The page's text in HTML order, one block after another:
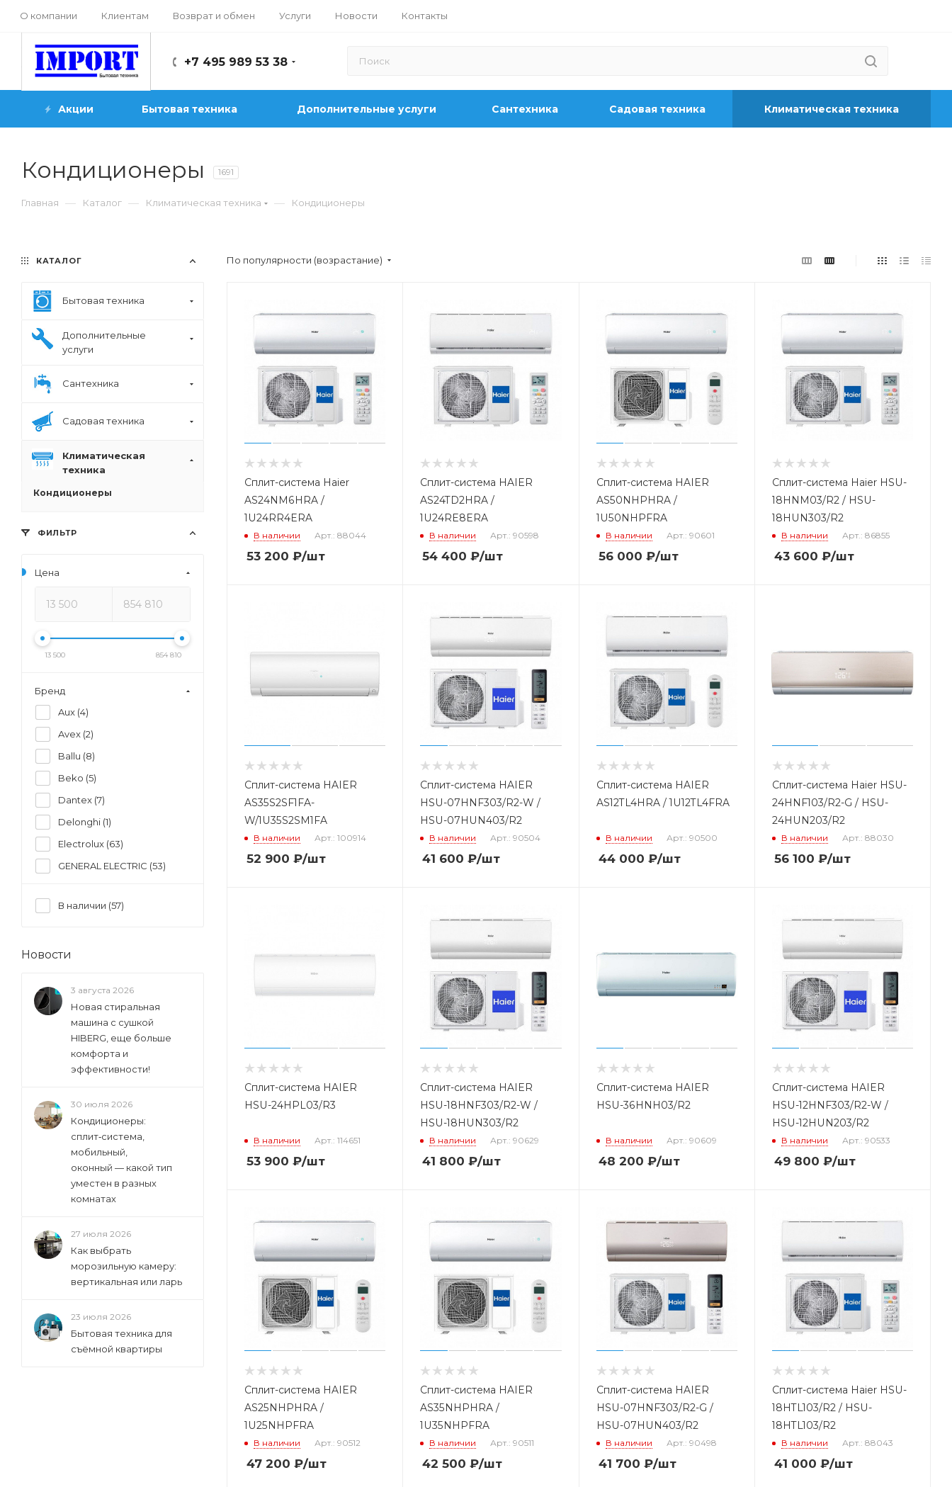
О компании Клиентам Возврат и обмен Услуги Новости Контакты
+7 495 989 53 38
Акции Бытовая техника Дополнительные услуги Сантехника Садовая техника Климатическая техника
Кондиционеры 1691
Главная — Каталог — Климатическая техника — Кондиционеры
По популярности (возрастание)
Сплит-система Haier
AS24NM6HRA /
1U24RR4ERA
В наличии Арт.: 88044
53 200 ₽/шт
Сплит-система HAIER
AS24TD2HRA /
1U24RE8ERA
В наличии Арт.: 90598
54 400 ₽/шт
Сплит-система HAIER
AS50NHPHRA /
1U50NHPFRA
В наличии Арт.: 90601
56 000 ₽/шт
Сплит-система Haier HSU-
18HNM03/R2 / HSU-
18HUN303/R2
В наличии Арт.: 86855
43 600 ₽/шт
Сплит-система HAIER
AS35S2SF1FA-
W/1U35S2SM1FA
В наличии Арт.: 100914
52 900 ₽/шт
Сплит-система HAIER
HSU-07HNF303/R2-W /
HSU-07HUN403/R2
В наличии Арт.: 90504
41 600 ₽/шт
Сплит-система HAIER
AS12TL4HRA / 1U12TL4FRA
В наличии Арт.: 90500
44 000 ₽/шт
Сплит-система Haier HSU-
24HNF103/R2-G / HSU-
24HUN203/R2
В наличии Арт.: 88030
56 100 ₽/шт
Сплит-система HAIER
HSU-24HPL03/R3
В наличии Арт.: 114651
53 900 ₽/шт
Сплит-система HAIER
HSU-18HNF303/R2-W /
HSU-18HUN303/R2
В наличии Арт.: 90629
41 800 ₽/шт
Сплит-система HAIER
HSU-36HNH03/R2
В наличии Арт.: 90609
48 200 ₽/шт
Сплит-система HAIER
HSU-12HNF303/R2-W /
HSU-12HUN203/R2
В наличии Арт.: 90533
49 800 ₽/шт
Сплит-система HAIER
AS25NHPHRA /
1U25NHPFRA
В наличии Арт.: 90512
47 200 ₽/шт
Сплит-система HAIER
AS35NHPHRA /
1U35NHPFRA
В наличии Арт.: 90511
42 500 ₽/шт
Сплит-система HAIER
HSU-07HNF303/R2-G /
HSU-07HUN403/R2
В наличии Арт.: 90498
41 700 ₽/шт
Сплит-система Haier HSU-
18HTL103/R2 / HSU-
18HTL103/R2
В наличии Арт.: 88043
41 000 ₽/шт
КАТАЛОГ
Бытовая техника
Дополнительные
услуги
Сантехника
Садовая техника
Климатическая
техника
Кондиционеры
ФИЛЬТР
Цена
13 500 854 810
Бренд
Aux (4)
Avex (2)
Ballu (8)
Beko (5)
Dantex (7)
Delonghi (1)
Electrolux (63)
GENERAL ELECTRIC (53)
Green (10)
Hermes (
Mitsubishi (
Mystery ( 2)
Samsung (46)
Toshiba (
Zanussi (14)
В наличии (57)
Новости
3 августа 2026
Новая стиральная
машина с сушкой
HIBERG, еще больше
комфорта и
эффективности!
30 июля 2026
Кондиционеры:
сплит‑система,
мобильный,
оконный — какой тип
уместен в разных
комнатах
27 июля 2026
Как выбрать
морозильную камеру:
вертикальная или ларь
23 июля 2026
Бытовая техника для
съёмной квартиры